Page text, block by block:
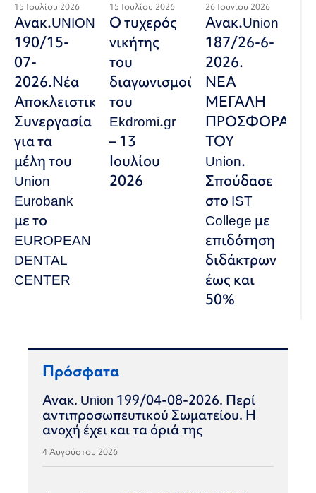
15 Ιουλίου 2026
Ανακ.UNION
190/15-
07-
2026.Νέα
Αποκλειστική
Συνεργασία
για τα
μέλη του
Union
Eurobank
με το
EUROPEAN
DENTAL
CENTER
15 Ιουλίου 2026
Ο τυχερός
νικήτης
του
διαγωνισμού
του
Ekdromi.gr
– 13
Ιουλίου
2026
26 Ιουνίου 2026
Ανακ.Union
187/26-6-
2026.
ΝΕΑ
ΜΕΓΑΛΗ
ΠΡΟΣΦΟΡΑ
ΤΟΥ
Union.
Σπούδασε
στο IST
College με
επιδότηση
διδάκτρων
έως και
50%
Πρόσφατα
Ανακ. Union 199/04-08-2026. Περί
αντιπροσωπευτικού Σωματείου. Η
ανοχή έχει και τα όριά της
4 Αυγούστου 2026